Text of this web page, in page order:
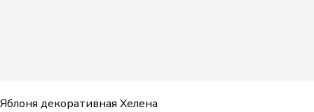
Яблоня декоративная Хелена